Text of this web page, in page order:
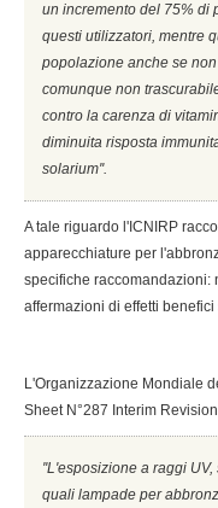
un incremento del 75% di
questi utilizzatori, mentre
popolazione anche se
comunque non
contro la carenza di
diminuita risposta
solarium''.
A tale riguardo l'ICNIRP
apparecchiature per
specifiche raccomandazioni:
affermazioni di effetti
L'Organizzazione Mondiale
Sheet N°287 Interim
''L'esposizione a raggi
quali lampade per